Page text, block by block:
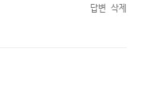
답변 삭제